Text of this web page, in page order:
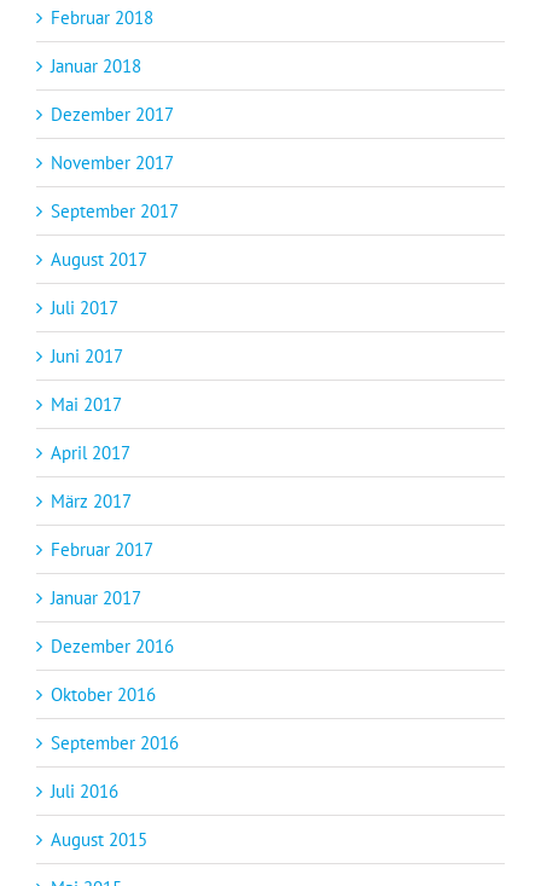
Februar 2018
Januar 2018
Dezember 2017
November 2017
September 2017
August 2017
Juli 2017
Juni 2017
Mai 2017
April 2017
März 2017
Februar 2017
Januar 2017
Dezember 2016
Oktober 2016
September 2016
Juli 2016
August 2015